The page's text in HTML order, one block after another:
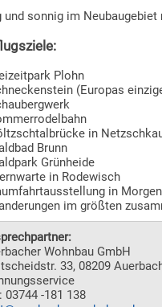
und sonnig im
Plohn
(Europas
in
Brunn
Grünheide
in Rodewisch
in
im größten
Wohnbau GmbH
33, 08209
03744 -181 138